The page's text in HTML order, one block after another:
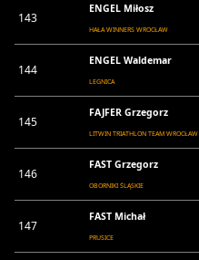
143
ENGEL Miłosz
HAŁA WINNERS WROCŁAW
144
ENGEL Waldemar
LEGNICA
145
FAJFER Grzegorz
LITWIN TRIATHLON TEAM WROCŁAW
146
FAST Grzegorz
OBORNIKI ŚLĄSKIE
147
FAST Michał
PRUSICE